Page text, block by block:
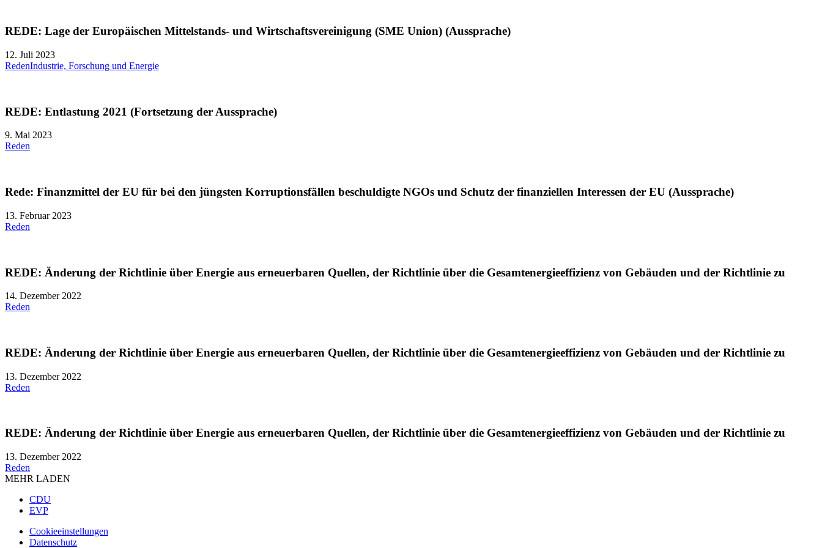
REDE: Lage der Europäischen Mittelstands- und Wirtschaftsvereinigung (SME Union) (Aussprache)
12. Juli 2023
RedenIndustrie, Forschung und Energie
REDE: Entlastung 2021 (Fortsetzung der Aussprache)
9. Mai 2023
Reden
Rede: Finanzmittel der EU für bei den jüngsten Korruptionsfällen beschuldigte NGOs und Schutz der finanziellen Interessen der EU (Aussprache)
13. Februar 2023
Reden
REDE: Änderung der Richtlinie über Energie aus erneuerbaren Quellen, der Richtlinie über die Gesamtenergieeffizienz von Gebäuden und der Richtlinie zu
14. Dezember 2022
Reden
REDE: Änderung der Richtlinie über Energie aus erneuerbaren Quellen, der Richtlinie über die Gesamtenergieeffizienz von Gebäuden und der Richtlinie zu
13. Dezember 2022
Reden
REDE: Änderung der Richtlinie über Energie aus erneuerbaren Quellen, der Richtlinie über die Gesamtenergieeffizienz von Gebäuden und der Richtlinie zu
13. Dezember 2022
Reden
MEHR LADEN
CDU
EVP
Cookieeinstellungen
Datenschutz